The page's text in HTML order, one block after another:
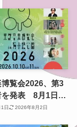
覧会2026、第3
を発表 8月1日か
2次プレオーダ
日 2026年8月2日